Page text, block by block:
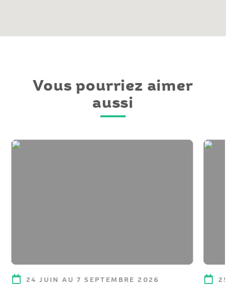
Vous pourriez aimer
aussi
24 JUIN AU 7 SEPTEMBRE 2026